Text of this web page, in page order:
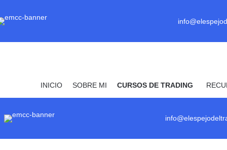
INICIO SOBRE MI CURSOS DE TRADING